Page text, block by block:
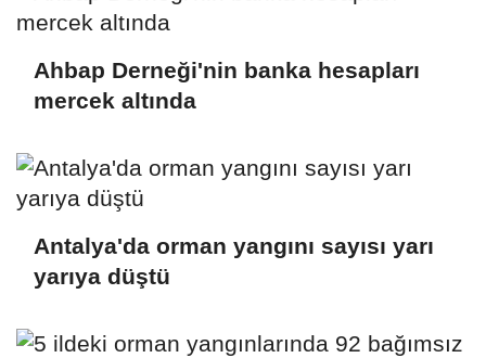
Ahbap Derneği'nin banka hesapları
mercek altında
Antalya'da orman yangını sayısı yarı
yarıya düştü